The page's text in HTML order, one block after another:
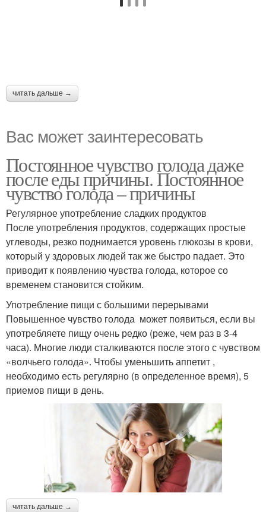
читать дальше →
Вас может заинтересовать
Постоянное чувство голода даже
после еды причины. Постоянное
чувство голода – причины
Регулярное употребление сладких продуктов
После употребления продуктов, содержащих простые
углеводы, резко поднимается уровень глюкозы в крови,
который у здоровых людей так же быстро падает. Это
приводит к появлению чувства голода, которое со
временем становится стойким.
Употребление пищи с большими перерывами
Повышенное чувство голода может появиться, если вы
употребляете пищу очень редко (реже, чем раз в 3-4
часа). Многие люди сталкиваются после этого с чувством
«волчьего голода». Чтобы уменьшить аппетит ,
необходимо есть регулярно (в определенное время), 5
приемов пищи в день.
читать дальше →